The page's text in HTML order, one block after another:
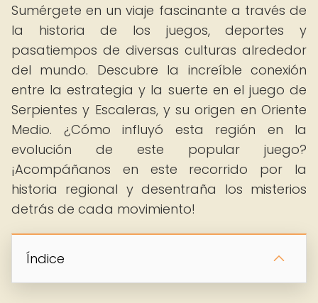
Sumérgete en un viaje fascinante a través de
la historia de los juegos, deportes y
pasatiempos de diversas culturas alrededor
del mundo. Descubre la increíble conexión
entre la estrategia y la suerte en el juego de
Serpientes y Escaleras, y su origen en Oriente
Medio. ¿Cómo influyó esta región en la
evolución de este popular juego?
¡Acompáñanos en este recorrido por la
historia regional y desentraña los misterios
detrás de cada movimiento!
Índice